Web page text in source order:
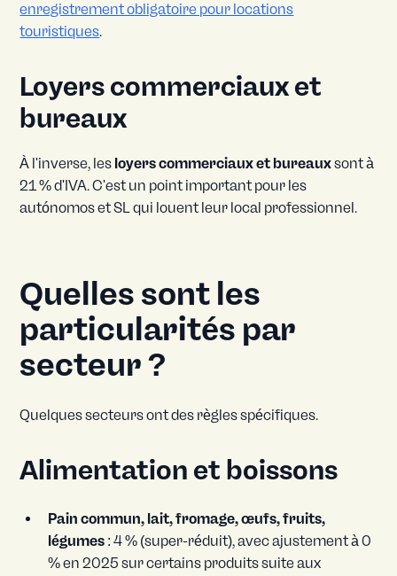
enregistrement obligatoire pour locations
touristiques.
Loyers commerciaux et
bureaux
À l'inverse, les loyers commerciaux et bureauxsont à
21 % d'IVA. C'est un point important pour les
autónomos et SL qui louent leur local professionnel.
Quelles sont les
particularités par
secteur ?
Quelques secteurs ont des règles spécifiques.
Alimentation et boissons
Pain commun, lait, fromage, œufs, fruits,
légumes : 4 % (super-réduit), avec ajustement à 0
% en 2025 sur certains produits suite aux